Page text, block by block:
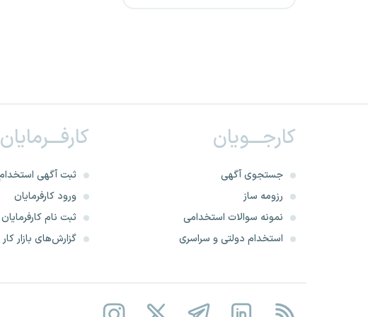
مدیریت تولید برق منتظر قائم
دهیاری های کشور
کارجـــویان
جستجوی آگهی
رزومه ساز
نمونه سوالات استخدامی
استخدام دولتی و سراسری
کارفـــرمایان
ثبت آگهی
ورود کارفرمایان
ثبت نام کارفرمایان
گزارش‌های بازار کار